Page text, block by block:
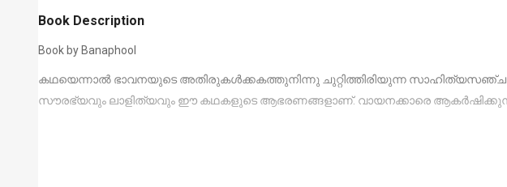
Book Description
Book by Banaphool
കഥയെന്നാല്‍ ഭാവനയുടെ അതിരുകള്‍ക്കകത്തുനിന്നു ചുറ്റിത്തിരിയുന്ന
സൗരഭ്യവും ലാളിത്യവും ഈ കഥകളുടെ ആഭരണങ്ങളാണ്. വായനക്കാരെ